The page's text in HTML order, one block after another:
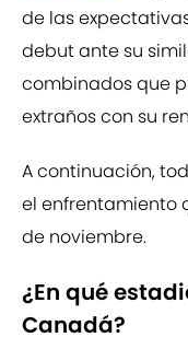
de las
debut ante su
combinados que
extraños con su
A continuación,
el enfrentamiento
de noviembre.
¿En qué
Canadá?